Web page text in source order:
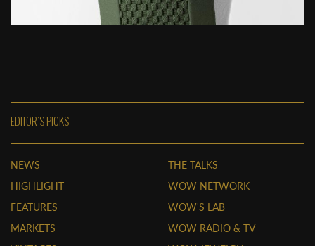
EDITOR'S PICKS
NEWS
HIGHLIGHT
FEATURES
MARKETS
THE TALKS
WOW NETWORK
WOW'S LAB
WOW RADIO & TV